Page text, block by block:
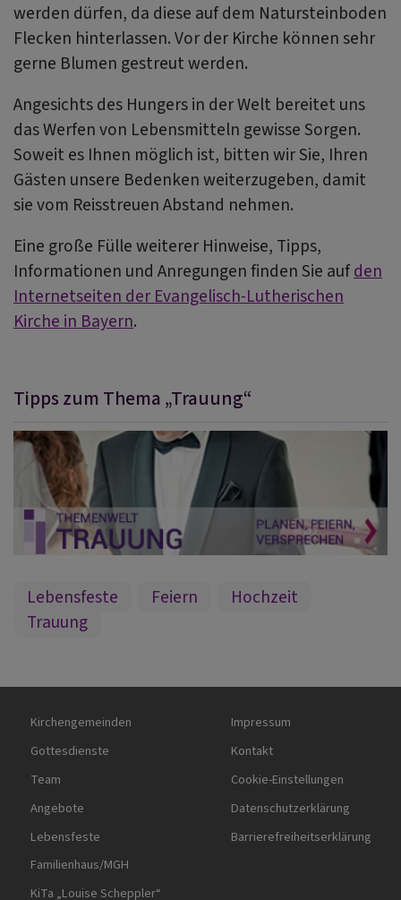
werden dürfen, da diese auf dem Natursteinboden
Flecken hinterlassen. Vor der Kirche können sehr
gerne Blumen gestreut werden.
Angesichts des Hungers in der Welt bereitet uns
das Werfen von Lebensmitteln gewisse Sorgen.
Soweit es Ihnen möglich ist, bitten wir Sie, Ihren
Gästen unsere Bedenken weiterzugeben, damit
sie vom Reisstreuen Abstand nehmen.
Eine große Fülle weiterer Hinweise, Tipps,
Informationen und Anregungen finden Sie auf den
Internetseiten der Evangelisch-Lutherischen
Kirche in Bayern.
Tipps zum Thema „Trauung“
Lebensfeste Feiern
Hochzeit
Trauung
Hauptnavigation
Kirchengemeinden
Gottesdienste
Team
Angebote
Lebensfeste
Familienhaus/MGH
KiTa „Louise Scheppler“
Fußbereichsmenü
Impressum
Kontakt
Cookie-Einstellungen
Datenschutzerklärung
Barrierefreiheitserklärung